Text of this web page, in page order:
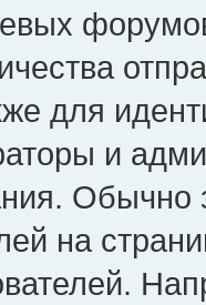
для
и
Обычно
на